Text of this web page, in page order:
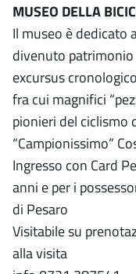
MUSEO DELLA
Il museo è dedicato
divenuto
excursus
fra cui magnifici
pionieri del ciclismo
“Campionissimo”
Ingresso con Card
anni e per i
di Pesaro
Visitabile su
alla visita